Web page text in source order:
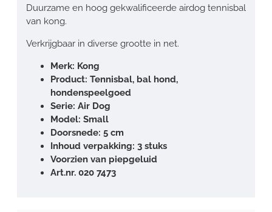
Duurzame en hoog gekwalificeerde airdog tennisbal
van kong.
Verkrijgbaar in diverse grootte in net.
Merk: Kong
Product: Tennisbal, bal hond,
hondenspeelgoed
Serie: Air Dog
Model: Small
Doorsnede: 5 cm
Inhoud verpakking: 3 stuks
Voorzien van piepgeluid
Art.nr. 020 7473